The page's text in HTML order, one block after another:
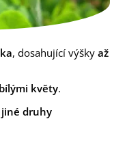
, dosahující výšky až
květy.
jiné druhy